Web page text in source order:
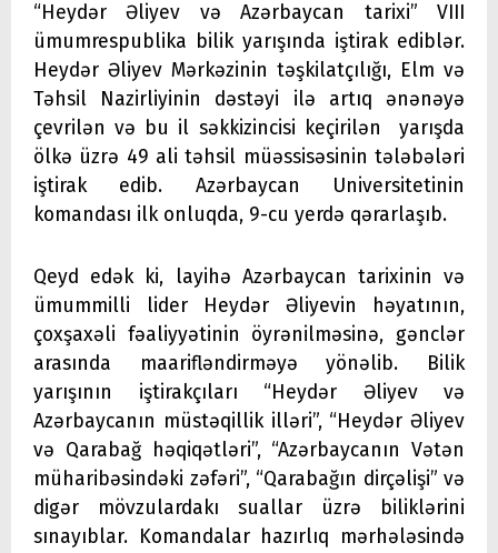
“Heydər Əliyev və Azərbaycan tarixi” VIII
ümumrespublika bilik yarışında iştirak ediblər.
Heydər Əliyev Mərkəzinin təşkilatçılığı, Elm və
Təhsil Nazirliyinin dəstəyi ilə artıq ənənəyə
çevrilən və bu il səkkizincisi keçirilən yarışda
ölkə üzrə 49 ali təhsil müəssisəsinin tələbələri
iştirak edib. Azərbaycan Universitetinin
komandası ilk onluqda, 9-cu yerdə qərarlaşıb.
Qeyd edək ki, layihə Azərbaycan tarixinin və
ümummilli lider Heydər Əliyevin həyatının,
çoxşaxəli fəaliyyətinin öyrənilməsinə, gənclər
arasında maarifləndirməyə yönəlib. Bilik
yarışının iştirakçıları “Heydər Əliyev və
Azərbaycanın müstəqillik illəri”, “Heydər Əliyev
və Qarabağ həqiqətləri”, “Azərbaycanın Vətən
müharibəsindəki zəfəri”, “Qarabağın dirçəlişi” və
digər mövzulardakı suallar üzrə biliklərini
sınayıblar. Komandalar hazırlıq mərhələsində